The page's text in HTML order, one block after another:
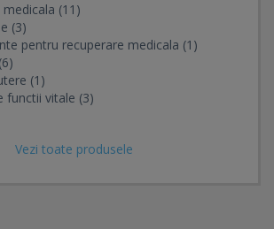
(11)
(3)
pentru recuperare medicala (1)
(1)
functii vitale (3)
Vezi toate produsele